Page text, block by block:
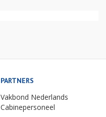
PARTNERS
Vakbond Nederlands
Cabinepersoneel